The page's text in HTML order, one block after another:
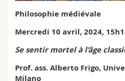
Interfacultaire
Doctorants
Programme des cours
Philosophie médiévale
Mercredi 10 avril, 2024,
Se sentir mortel à l’âge
Prof. ass. Alberto Frigo,
Milano